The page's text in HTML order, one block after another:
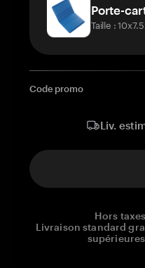
Porte-
Taille :
Code promo
Liv.
Hors
Livraison standard